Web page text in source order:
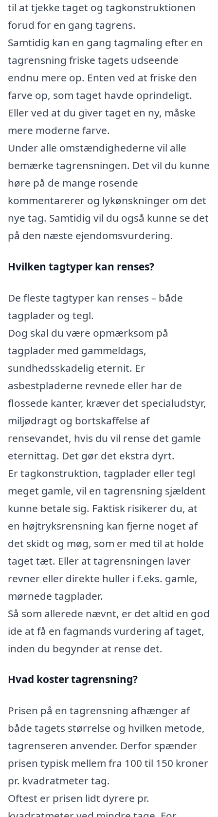
til at tjekke taget og tagkonstruktionen
forud for en gang tagrens.
Samtidig kan en gang tagmaling efter en
tagrensning friske tagets udseende
endnu mere op. Enten ved at friske den
farve op, som taget havde oprindeligt.
Eller ved at du giver taget en ny, måske
mere moderne farve.
Under alle omstændighederne vil alle
bemærke tagrensningen. Det vil du kunne
høre på de mange rosende
kommentarerer og lykønskninger om det
nye tag. Samtidig vil du også kunne se det
på den næste ejendomsvurdering.
Hvilken tagtyper kan renses?
De fleste tagtyper kan renses – både
tagplader og tegl.
Dog skal du være opmærksom på
tagplader med gammeldags,
sundhedsskadelig eternit. Er
asbestpladerne revnede eller har de
flossede kanter, kræver det specialudstyr,
miljødragt og bortskaffelse af
rensevandet, hvis du vil rense det gamle
eternittag. Det gør det ekstra dyrt.
Er tagkonstruktion, tagplader eller tegl
meget gamle, vil en tagrensning sjældent
kunne betale sig. Faktisk risikerer du, at
en højtryksrensning kan fjerne noget af
det skidt og møg, som er med til at holde
taget tæt. Eller at tagrensningen laver
revner eller direkte huller i f.eks. gamle,
mørnede tagplader.
Så som allerede nævnt, er det altid en god
ide at få en fagmands vurdering af taget,
inden du begynder at rense det.
Hvad koster tagrensning?
Prisen på en tagrensning afhænger af
både tagets størrelse og hvilken metode,
tagrenseren anvender. Derfor spænder
prisen typisk mellem fra 100 til 150 kroner
pr. kvadratmeter tag.
Oftest er prisen lidt dyrere pr.